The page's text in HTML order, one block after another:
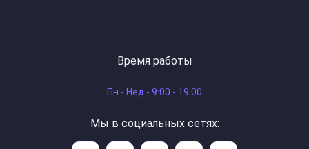
Время работы
Пн.- Нед.- 9:00 - 19:00
Мы в социальных сетях: